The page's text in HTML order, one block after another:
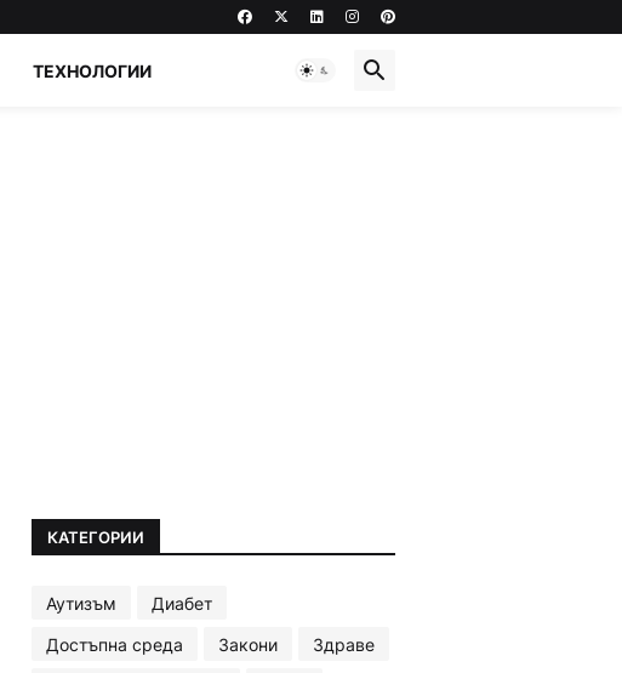
ТЕХНОЛОГИИ
КАТЕГОРИИ
Аутизъм
Диабет
Достъпна среда
Закони
Здраве